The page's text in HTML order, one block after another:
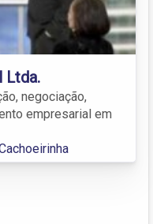
Ltda.
negociação,
empresarial em